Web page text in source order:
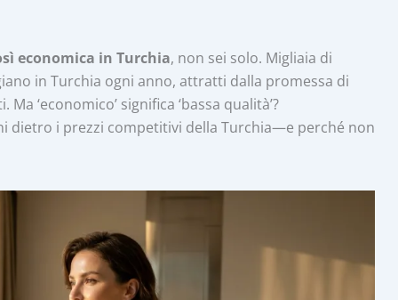
economica in Turchia, non sei solo. Migliaia di
in Turchia ogni anno, attratti dalla promessa di
‘economico’ significa ‘bassa qualità’?
dietro i prezzi competitivi della Turchia—e perché non